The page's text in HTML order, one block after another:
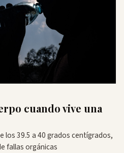
cuando vive una
los 39.5 a 40 grados centígrados,
fallas orgánicas